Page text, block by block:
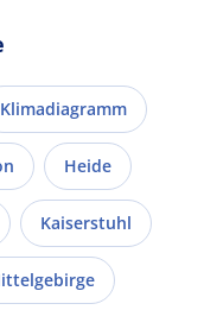
Klimadiagramm
Heide
Kaiserstuhl